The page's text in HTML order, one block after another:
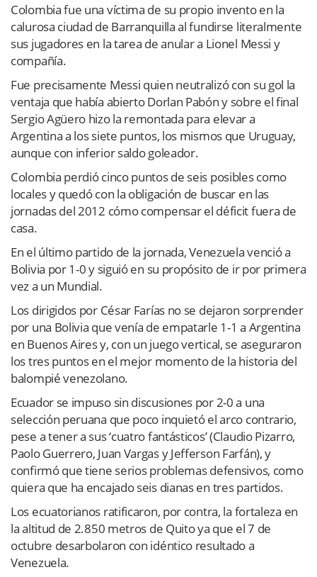
Colombia fue una víctima de su propio invento en la
calurosa ciudad de Barranquilla al fundirse literalmente
sus jugadores en la tarea de anular a Lionel Messi y
compañía.
Fue precisamente Messi quien neutralizó con su gol la
ventaja que había abierto Dorlan Pabón y sobre el final
Sergio Agüero hizo la remontada para elevar a
Argentina a los siete puntos, los mismos que Uruguay,
aunque con inferior saldo goleador.
Colombia perdió cinco puntos de seis posibles como
locales y quedó con la obligación de buscar en las
jornadas del 2012 cómo compensar el déficit fuera de
casa.
En el último partido de la jornada, Venezuela venció a
Bolivia por 1-0 y siguió en su propósito de ir por primera
vez a un Mundial.
Los dirigidos por César Farías no se dejaron sorprender
por una Bolivia que venía de empatarle 1-1 a Argentina
en Buenos Aires y, con un juego vertical, se aseguraron
los tres puntos en el mejor momento de la historia del
balompié venezolano.
Ecuador se impuso sin discusiones por 2-0 a una
selección peruana que poco inquietó el arco contrario,
pese a tener a sus ‘cuatro fantásticos’ (Claudio Pizarro,
Paolo Guerrero, Juan Vargas y Jefferson Farfán), y
confirmó que tiene serios problemas defensivos, como
quiera que ha encajado seis dianas en tres partidos.
Los ecuatorianos ratificaron, por contra, la fortaleza en
la altitud de 2.850 metros de Quito ya que el 7 de
octubre desarbolaron con idéntico resultado a
Venezuela.